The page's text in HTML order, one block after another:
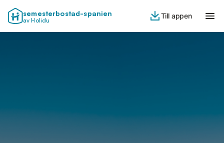
semesterbostad-spanien
av Holidu
Till appen